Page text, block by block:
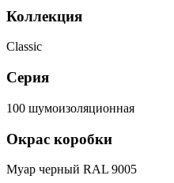
Коллекция
Classic
Серия
100 шумоизоляционная
Окрас коробки
Муар черный RAL 9005